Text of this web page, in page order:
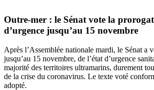
Outre-mer : le Sénat vote la
d’urgence jusqu’au 15 novembre
Après l’Assemblée nationale mardi, le Sénat a
jusqu’au 15 novembre, de l’état d’urgence
majorité des territoires ultramarins, durement
de la crise du coronavirus. Le texte voté
adopté.